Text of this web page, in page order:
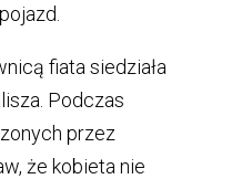
fiata siedziała
Podczas
przez
że kobieta nie